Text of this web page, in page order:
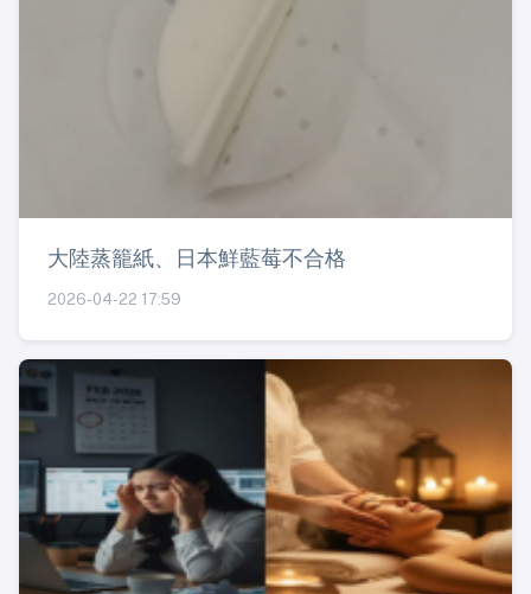
大陸蒸籠紙、日本鮮藍莓不合格
2026-04-22 17:59